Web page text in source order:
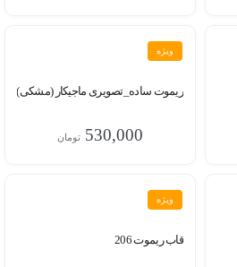
ویژه
ریموت ساده_تصویری ماجیکار (مشکی)
530,000 تومان
ویژه
قاب ریموت 206